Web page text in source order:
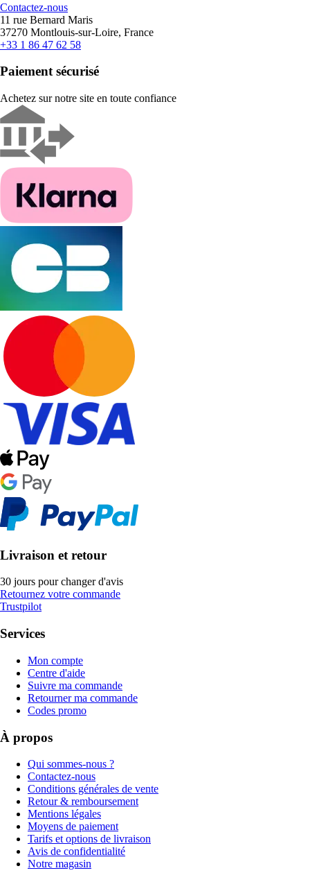
Contactez-nous
11 rue Bernard Maris
37270 Montlouis-sur-Loire, France
+33 1 86 47 62 58
Paiement sécurisé
Achetez sur notre site en toute confiance
Livraison et retour
30 jours pour changer d'avis
Retournez votre commande
Trustpilot
Services
Mon compte
Centre d'aide
Suivre ma commande
Retourner ma commande
Codes promo
À propos
Qui sommes-nous ?
Contactez-nous
Conditions générales de vente
Retour & remboursement
Mentions légales
Moyens de paiement
Tarifs et options de livraison
Avis de confidentialité
Notre magasin